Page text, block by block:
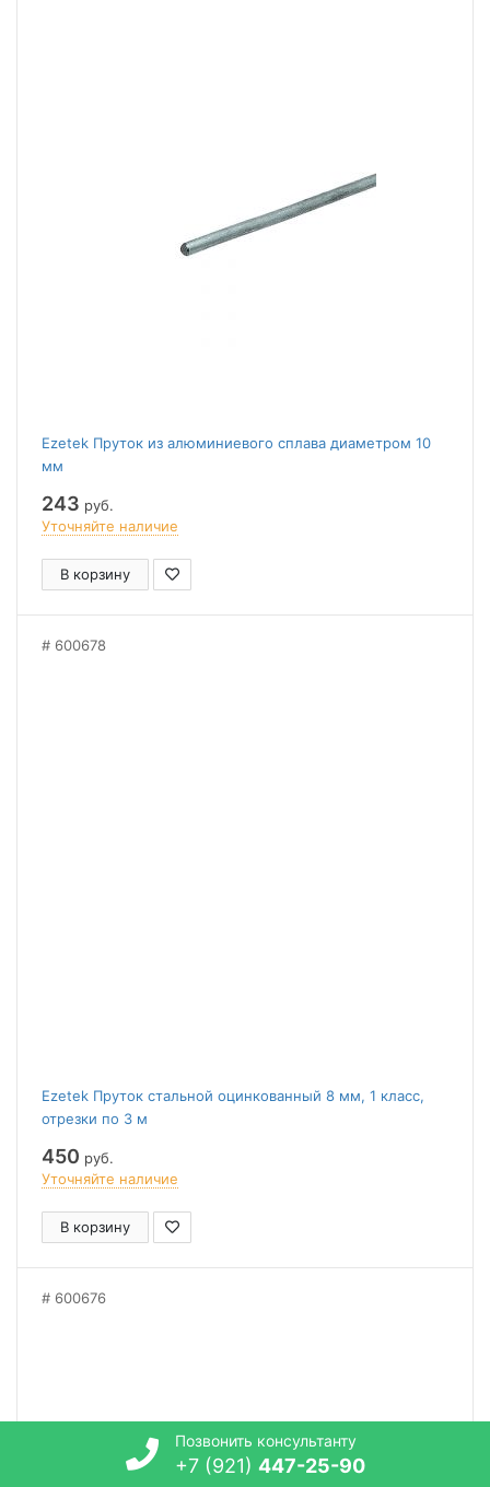
Ezetek Пруток из алюминиевого сплава диаметром 10
мм
243 руб.
Уточняйте наличие
В корзину
600678
Ezetek Пруток стальной оцинкованный 8 мм, 1 класс,
отрезки по 3 м
450 руб.
Уточняйте наличие
В корзину
600676
Позвонить консультанту
+7 (921) 447-25-90